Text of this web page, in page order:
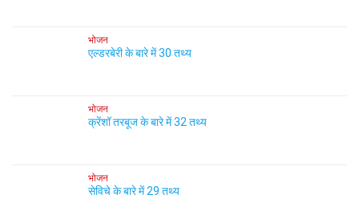
भोजन
एल्डरबेरी के बारे में 30 तथ्य
भोजन
क्रेंशॉ तरबूज के बारे में 32 तथ्य
भोजन
सेविचे के बारे में 29 तथ्य